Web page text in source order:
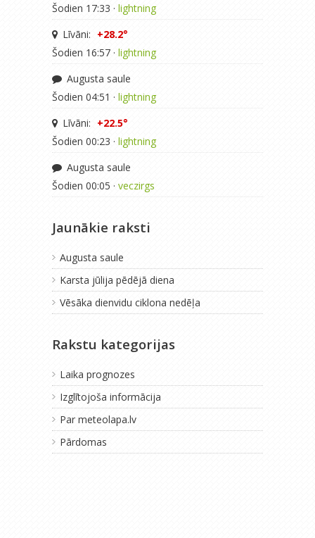
Šodien 17:33 · lightning
Līvāni: +28.2°
Šodien 16:57 · lightning
Augusta saule
Šodien 04:51 · lightning
Līvāni: +22.5°
Šodien 00:23 · lightning
Augusta saule
Šodien 00:05 · veczirgs
Jaunākie raksti
Augusta saule
Karsta jūlija pēdējā diena
Vēsāka dienvidu ciklona nedēļa
Rakstu kategorijas
Laika prognozes
Izglītojoša informācija
Par meteolapa.lv
Pārdomas